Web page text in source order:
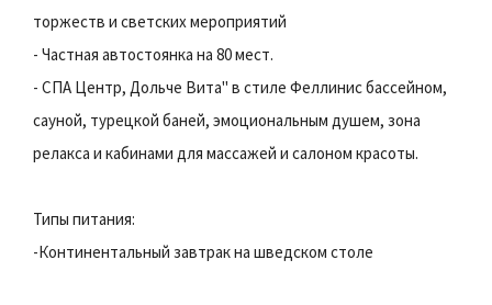
торжеств и светских мероприятий
- Частная автостоянка на 80 мест.
- СПА Центр, Дольче Вита'' в стиле Феллинис бассейном,
сауной, турецкой баней, эмоциональным душем, зона
релакса и кабинами для массажей и салоном красоты.
Типы питания:
-Континентальный завтрак на шведском столе